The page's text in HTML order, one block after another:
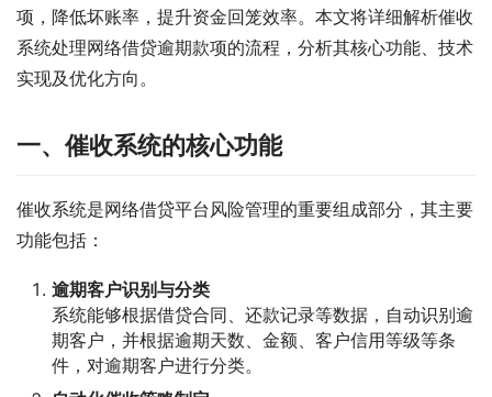
项，降低坏账率，提升资金回笼效率。本文将详细解析催收
系统处理网络借贷逾期款项的流程，分析其核心功能、技术
实现及优化方向。
一、催收系统的核心功能
催收系统是网络借贷平台风险管理的重要组成部分，其主要
功能包括：
逾期客户识别与分类
系统能够根据借贷合同、还款记录等数据，自动识别逾
期客户，并根据逾期天数、金额、客户信用等级等条
件，对逾期客户进行分类。